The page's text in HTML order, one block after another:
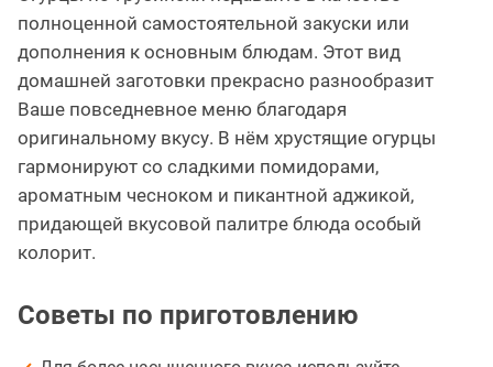
полноценной самостоятельной закуски или
дополнения к основным блюдам. Этот вид
домашней заготовки прекрасно разнообразит
Ваше повседневное меню благодаря
оригинальному вкусу. В нём хрустящие огурцы
гармонируют со сладкими помидорами,
ароматным чесноком и пикантной аджикой,
придающей вкусовой палитре блюда особый
колорит.
Советы по приготовлению